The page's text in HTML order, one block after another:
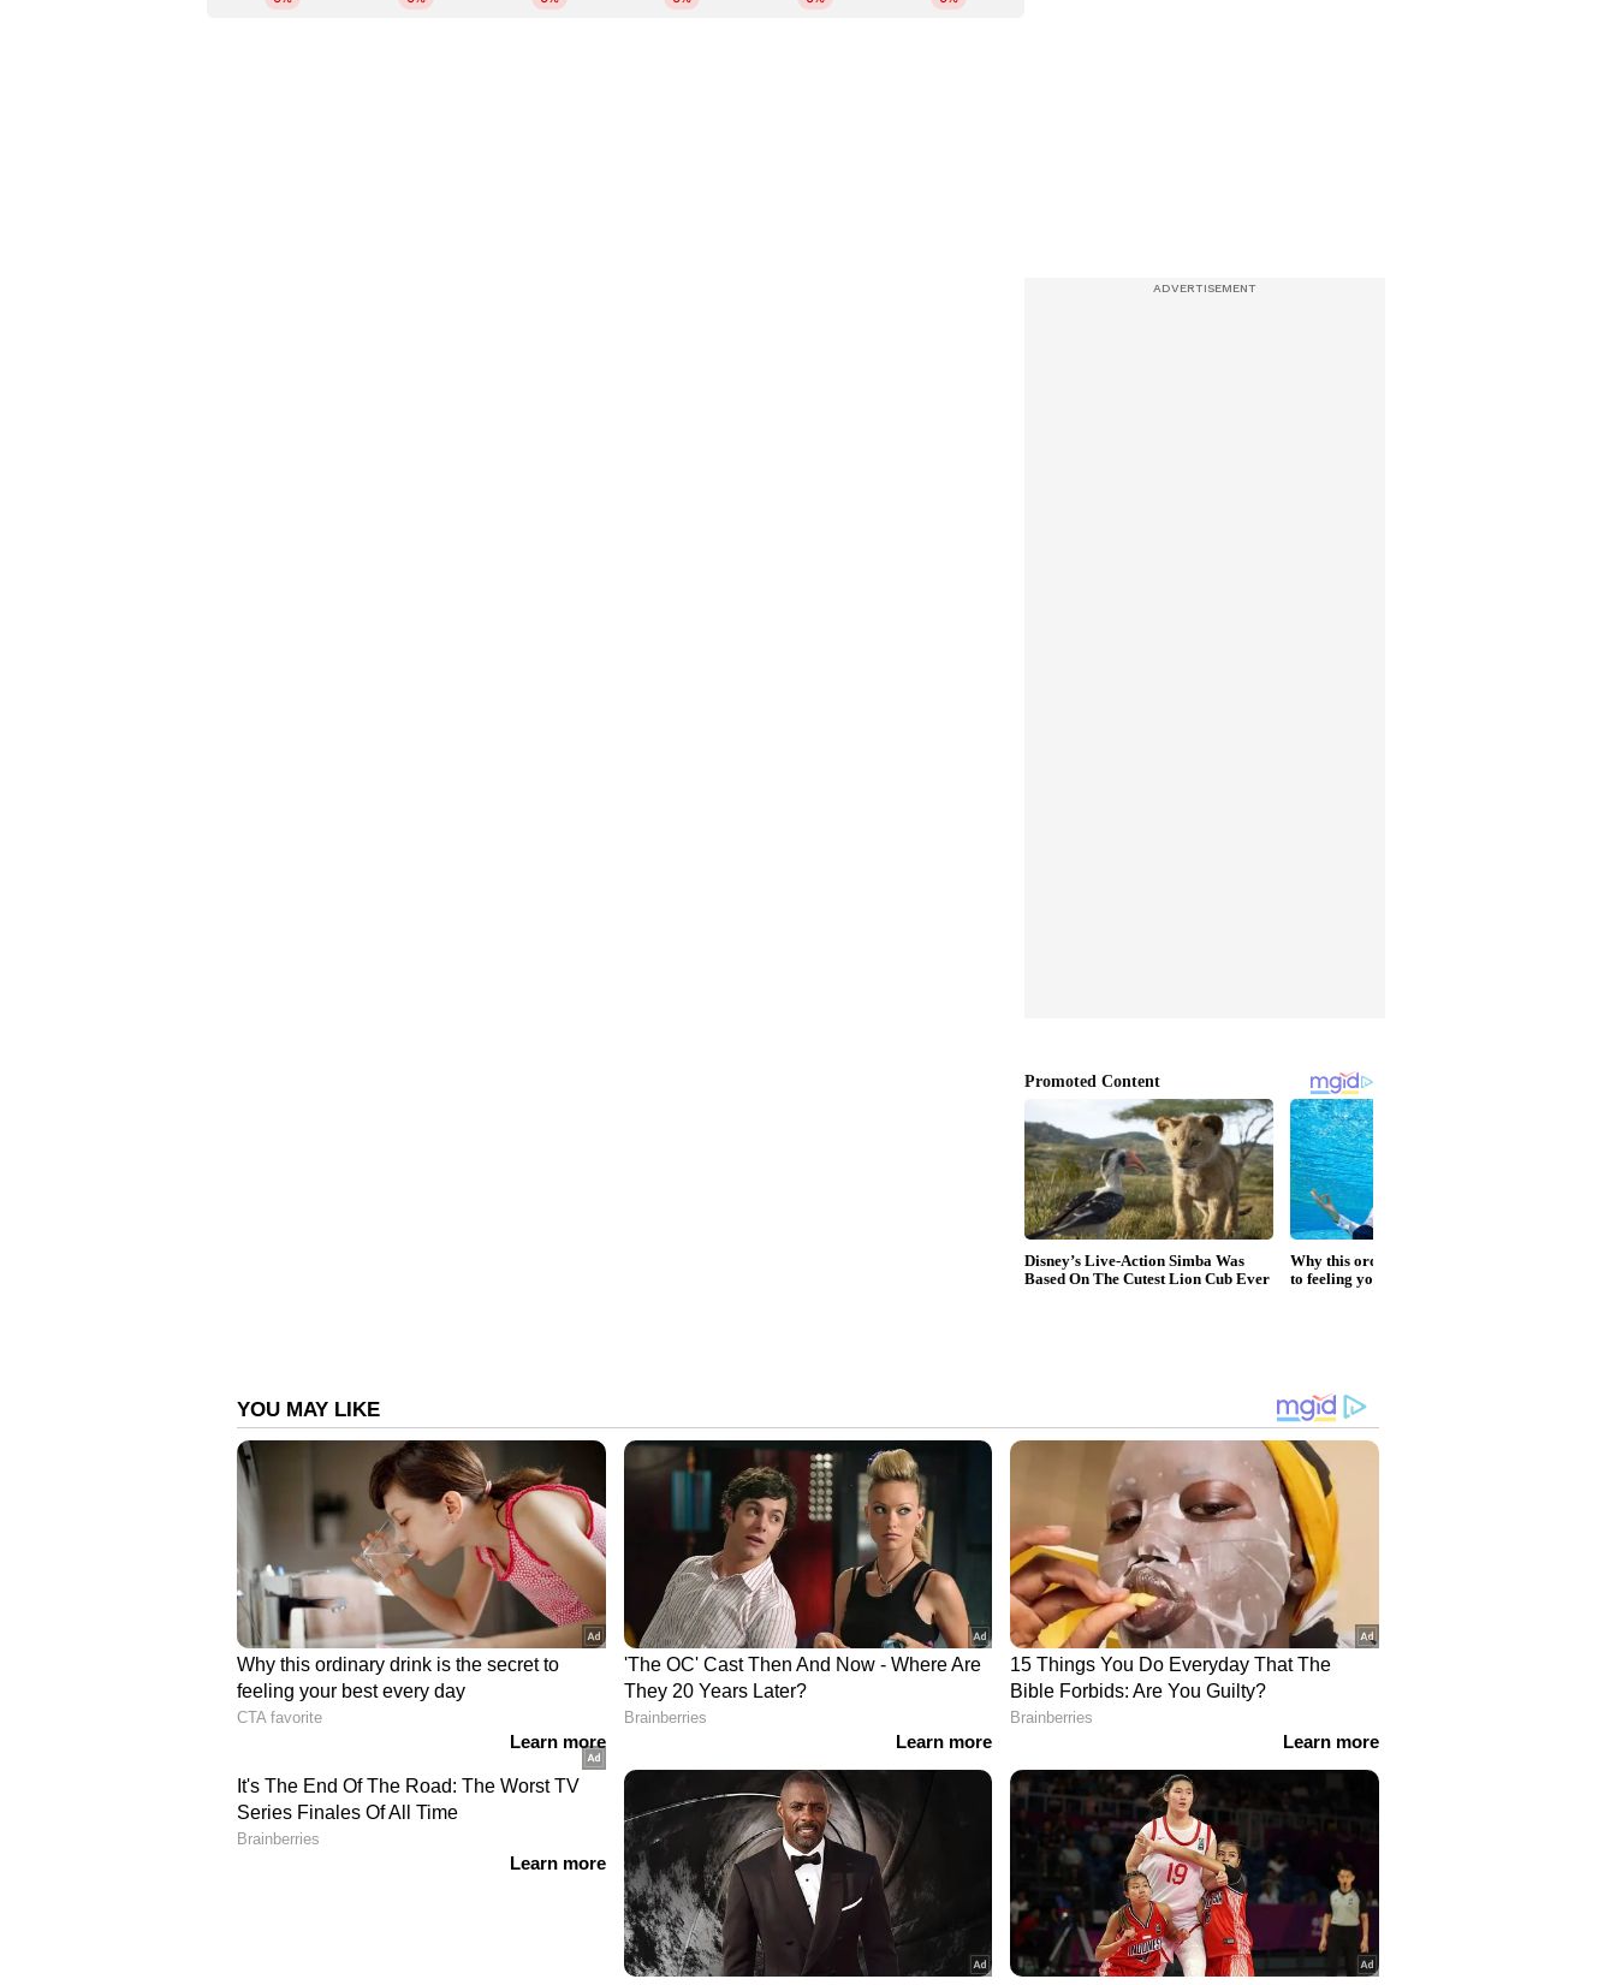
0024 0190 0721 1913 2740 2907 2951 3216 3796 4101 4238 5954 5981 6449 6627 7441
7728 7854 7928 8823 9160 9851 9900 9966 9978
ഏഴാം സമ്മാനം- 500 രൂപ
0101 0366 0517 0639 0929 0959 0974 1048 1119 1486 1618 1713 1735 2128 2133 2192 2196
2465 2498 2551 2628 2636 2924 3224 3330 3506 4229 4248 4307 4349 4538 4632 4653
4916 4974 5158 5186 5324 5655 5668 5785 5814 5824 5875 6020 6130 6424 6456 6598
6645 6795 6926 7020 7229 7577 7657 8304 8442 8505 8546 8601 8717 8783 8854 8899
8949 9282 9338 9422 9467 9596 9676 9696 9704 9800 9971Lottery Odds Calculator
0040 0097 0114 0178 0217 0411 0439 0555 0580 0875 1109 1146 1368 1447 1480 1602
1788 2151 2314 2534 2567 2687 2777 2782 2890 2962 3183 3297 3390 3398 3471 3667
3874 3910 3966 4106 4279 4548 4666 4735 4990 5046 5191 5300 5456 5701 5743 5756
5790 5799 6027 6060 6121 6137 6300 6397 6539 6617 6788 6841 6854 7041 7300 7346
7369 7460 7579 7688 7813 8021 8022 8157 8171 8383 8414 8459 8518 8564 8598 8725
8726 9062 9064 9109 9214 9324 9362 9513 9604 9697 9913 9942